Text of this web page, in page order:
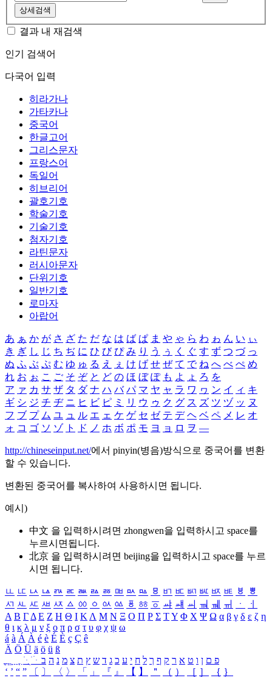
상세검색
결과 내 재검색
인기 검색어
다국어 입력
히라가나
가타카나
중국어
한글고어
그리스문자
프랑스어
독일어
히브리어
괄호기호
학술기호
기술기호
첨자기호
라틴문자
러시아문자
단위기호
일반기호
로마자
아랍어
あ ぁ か が さ ざ た だ な は ば ぱ ま や ゃ ら わ ゎ ん い ぃ
き ぎ し じ ち ぢ に ひ び ぴ み り う ぅ く ぐ す ず つ づ っ
ぬ ふ ぶ ぷ む ゆ ゅ る え ぇ け げ せ ぜ て で ね へ べ ぺ め
れ お ぉ こ ご そ ぞ と ど の ほ ぼ ぽ も よ ょ ろ を
ア ァ カ サ ザ タ ダ ナ ハ バ パ マ ヤ ャ ラ ワ ヮ ン イ ィ キ
ギ シ ジ チ ヂ ニ ヒ ビ ピ ミ リ ウ ゥ ク グ ス ズ ツ ヅ ッ ヌ
フ ブ プ ム ユ ュ ル エ ェ ケ ゲ セ ゼ テ デ ヘ ベ ペ メ レ オ
ォ コ ゴ ソ ゾ ト ド ノ ホ ボ ポ モ ヨ ョ ロ ヲ ―
http://chineseinput.net/에서 pinyin(병음)방식으로 중국어를 변환
할 수 있습니다.
변환된 중국어를 복사하여 사용하시면 됩니다.
예시)
中文 을 입력하시려면 zhongwen을 입력하시고 space를
누르시면됩니다.
北京 을 입력하시려면 beijing을 입력하시고 space를 누르
시면 됩니다.
ㅥ ㅦ ㅧ ㅨ ㅩ ㅪ ㅫ ㅬ ㅭ ㅮ ㅯ ㅰ ㅱ ㅲ ㅳ ㅴ ㅵ ㅶ ㅷ ㅸ
ㅹ
ㅺ ㅻ ㅼ ㅽ ㅾ ㅿ ㆀ ㆁ ㆂ ㆃ ㆄ ㆅ ㆆ ㆇ ㆈ ㆉ ㆊ ㆋ ㆌ ㆍ
ㆎ
Α Β ΓΔ Ε Ζ Η Θ Ι ΚΛ Μ Ν Ξ Ο Π Ρ Σ ΤΥ Φ Χ Ψ Ω α β γ δ ε ζ η
θ ι κ λ μ ν ξ ο π ρ σ τ υ φ χ ψ ω
á à Á À é è É È ç Ç ê
Ä Ö Ü ä ö ü ß
ִֶֹ ֻּ ׁׂ פ ם ן ו ט א ר ק ף ך ל ח י ע כ ג ד ש ץ ת צ מ נ ה ב
‘ ’ “ ” 〔 〕 〈 〉 「 」 『 』 【 】 ＂ （ ） ［ ］ ｛ ｝